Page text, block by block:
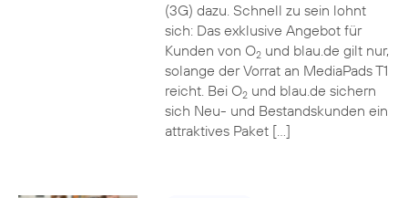
(3G) dazu. Schnell zu sein lohnt
sich: Das exklusive Angebot für
Kunden von O2und blau.de gilt nur,
solange der Vorrat an MediaPads T1
reicht. Bei O2und blau.de sichern
sich Neu- und Bestandskunden ein
attraktives Paket […]